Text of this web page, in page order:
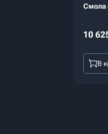
Смола
10
В